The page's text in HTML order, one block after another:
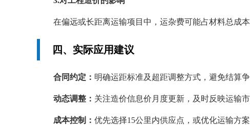
在偏远或长距离运输项目中，运杂费可能占材料总成
四、实际应用建议
合同约定： 明确运距标准及超距调整方式，避免结算争
动态调整： 关注造价信息价月度更新，及时反映运输市
成本控制： 优先选择15公里内供应点，或优化运输方